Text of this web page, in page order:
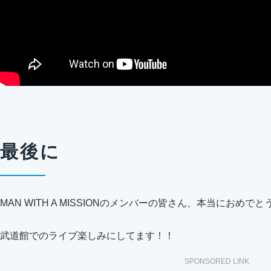
最後に
MAN WITH A MISSIONのメンバーの皆さん、本当におめでと
武道館でのライブ楽しみにしてます！！
SPONSORED LINK